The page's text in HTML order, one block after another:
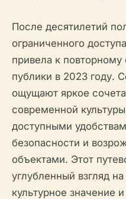
После десятилетий
ограниченного
привела к
публики в 2023 году.
ощущают яркое
современной
доступными
безопасности и
объектами. Этот
углубленный взгляд
культурное значение